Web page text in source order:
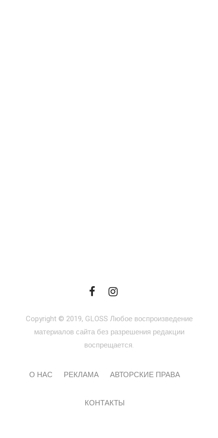
Copyright © 2019, GLOSS Любое воспроизведение
материалов сайта без разрешения редакции
воспрещается.
О НАС РЕКЛАМА АВТОРСКИЕ ПРАВА
КОНТАКТЫ